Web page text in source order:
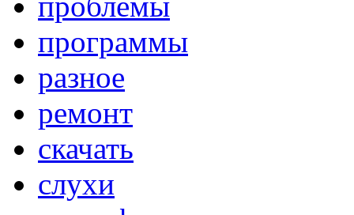
программы
разное
ремонт
скачать
слухи